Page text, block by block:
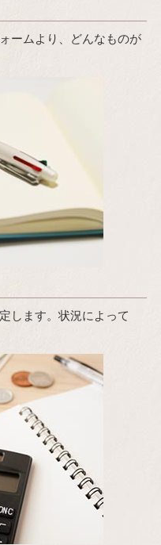
ームより、どんなものが
します。状況によって